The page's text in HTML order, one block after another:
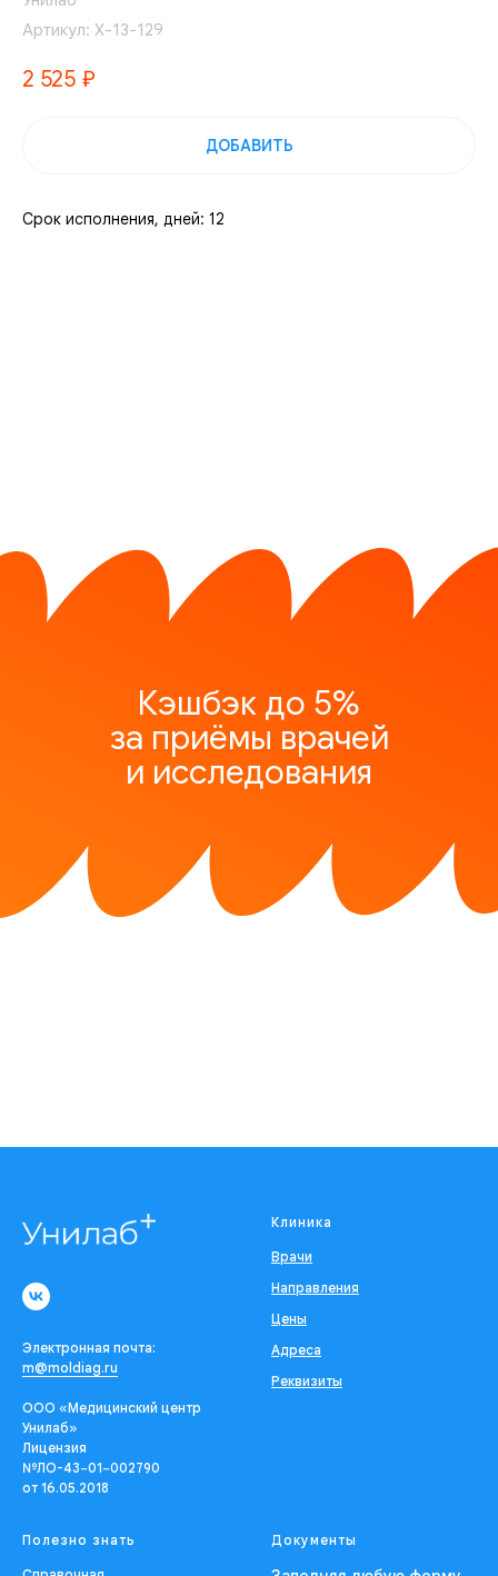
Артикул: Х-13-129
2 525 ₽
ДОБАВИТЬ
Срок исполнения, дней: 12
Кэшбэк до 5%
за приёмы врачей
и исследования
Электронная почта:
m@moldiag.ru
ООО «Медицинский центр
Унилаб»
Лицензия
№ЛО-43−01−002790
от 16.05.2018
Клиника
Врачи
Направления
Цены
Адреса
Реквизиты
Полезно знать Документы